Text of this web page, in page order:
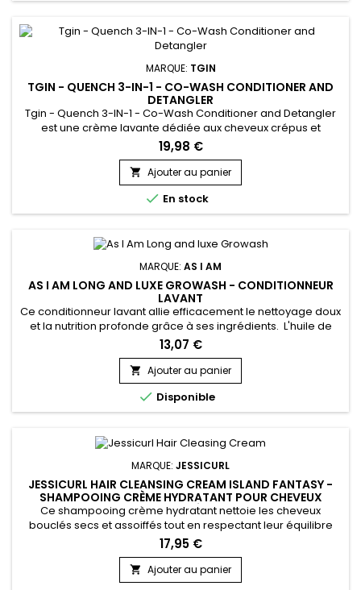
MARQUE: TGIN
TGIN - QUENCH 3-IN-1 - CO-WASH CONDITIONER AND
DETANGLER
Tgin - Quench 3-IN-1 - Co-Wash Conditioner and Detangler
est une crème lavante dédiée aux cheveux crépus et
bouclés.&nbsp; Elle est enrichie en vitamine E, huiles de noix
de Coco, d’Olive et en extrait de Mauve sylvestre. Ce soin a
l'avantage de combiner trois produits en un pour une action
lavante, nourrissante et démêlante. Soin ultra-doux et gain
de...
19,98 €
 Ajouter au panier
 En stock
MARQUE: AS I AM
AS I AM LONG AND LUXE GROWASH - CONDITIONNEUR
LAVANT
Ce conditionneur lavant allie efficacement le nettoyage doux
et la nutrition profonde grâce à ses ingrédients. L'huile de
Ricin et l'huile de Jojoba hydratent intensément, favorisent la
santé du cuir chevelu et la brillance des cheveux. La
Niacinamide et la Biotine stimulent la croissance des
cheveux, renforcent chaque mèche de l'intérieur pour
réduire...
13,07 €
 Ajouter au panier
 Disponible
MARQUE: JESSICURL
JESSICURL HAIR CLEANSING CREAM ISLAND FANTASY -
SHAMPOOING CRÈME HYDRATANT POUR CHEVEUX
BOUCLÉS
Ce shampooing crème hydratant nettoie les cheveux
bouclés secs et assoiffés tout en respectant leur équilibre
naturel. Jessicurl Hair Cleansing Cream Island Fantasy est
une alternative douce au shampoing classique, idéale pour
les boucles qui manquent d’hydratation. Sa texture
crémeuse lave sans agresser, limite la sécheresse et laisse
17,95 €
 Ajouter au panier